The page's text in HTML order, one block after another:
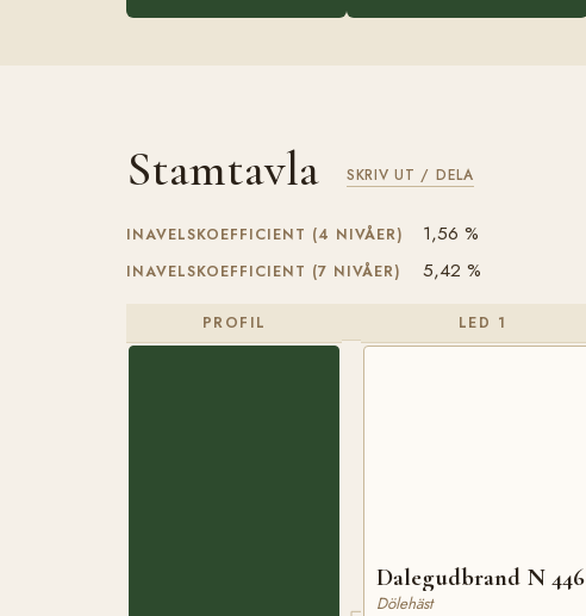
Stamtavla SKRIV UT / DELA
INAVELSKOEFFICIENT (4 NIVÅER) 1,56 %
INAVELSKOEFFICIENT (7 NIVÅER) 5,42 %
PROFIL LED 1
Dalegudbrand N 446
Dölehäst